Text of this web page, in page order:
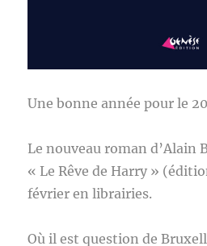
Une bonne année pour le
Le nouveau roman d’Alain
« Le Rêve de Harry »
février en librairies.
Où il est question de